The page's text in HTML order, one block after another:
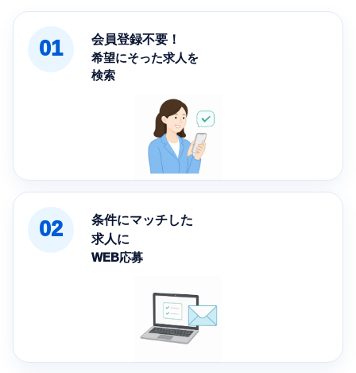
01
会員登録不要！
希望にそった求人を
検索
02
条件にマッチした
求人に
WEB応募